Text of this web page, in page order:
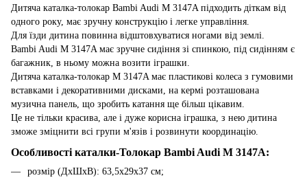
Дитяча каталка-толокар Bambi Audi M 3147A підходить діткам від
одного року, має зручну конструкцію і легке управління.
Для їзди дитина повинна відштовхуватися ногами від землі.
Bambi Audi M 3147A має зручне сидіння зі спинкою, під сидінням є
багажник, в ньому можна возити іграшки.
Дитяча каталка-толокар M 3147A має пластикові колеса з гумовими
вставками і декоративними дисками, на кермі розташована
музична панель, що зробить катання ще більш цікавим.
Це не тільки красива, але і дуже корисна іграшка, з нею дитина
зможе зміцнити всі групи м'язів і розвинути координацію.
Особливості каталки-Толокар Bambi Audi M 3147A:
розмір (ДхШхВ): 63,5х29х37 см;